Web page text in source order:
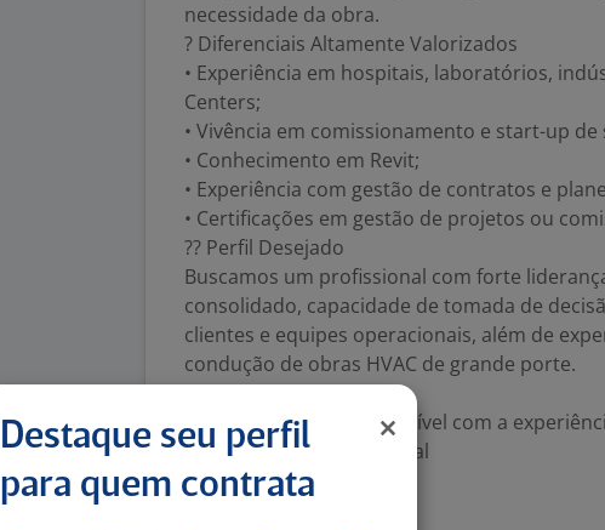
necessidade da obra.
? Diferenciais Altamente Valorizados
• Experiência em hospitais, laboratórios,
Centers;
• Vivência em comissionamento e start-up de
• Conhecimento em Revit;
• Experiência com gestão de contratos e
• Certificações em gestão de projetos ou
?? Perfil Desejado
Buscamos um profissional com forte
consolidado, capacidade de tomada de
clientes e equipes operacionais, além de
condução de obras HVAC de grande porte.
?? Contratação: PJ
?? Remuneração: Compatível com a
?? Disponibilidade: Integral
Número de vagas:
Destaque seu perfil
para quem contrata